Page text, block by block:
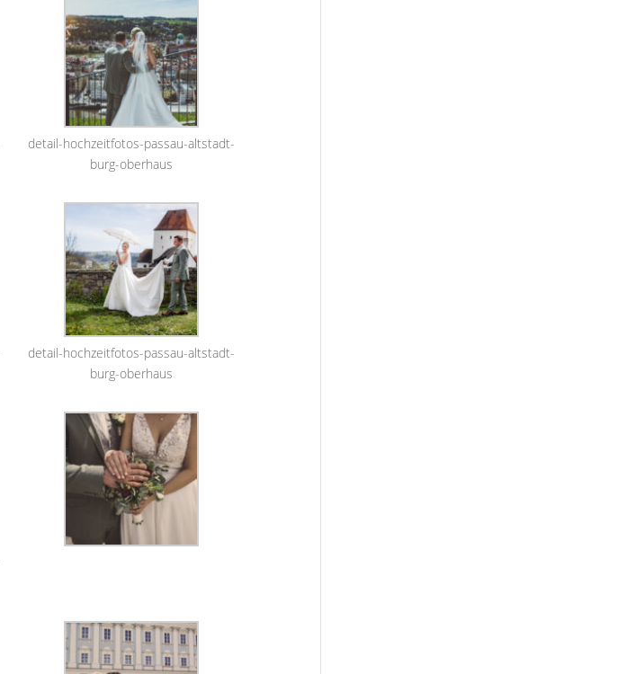
detail-hochzeitfotos-passau-altstadt-
burg-oberhaus
detail-hochzeitfotos-passau-altstadt-
burg-oberhaus